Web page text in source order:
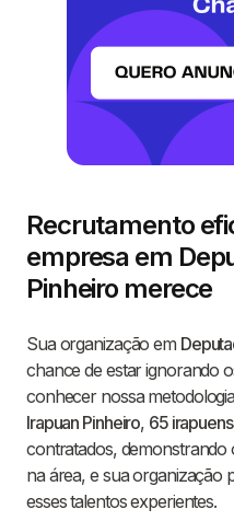
Recrutamento
empresa em
Pinheiro merece
Sua organização em
chance de estar ignorando
conhecer nossa
Irapuan Pinheiro, 65
contratados, demonstrando
na área, e sua organização
esses talentos experientes.